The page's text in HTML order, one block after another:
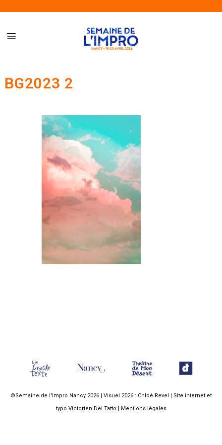
BG2023 2
©Semaine de l'Impro Nancy 2026 | Visuel 2026 : Chloé Revel | Site internet et
typo Victorien Del Tatto | Mentions légales